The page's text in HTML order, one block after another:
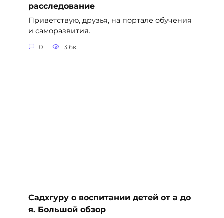
расследование
Приветствую, друзья, на портале обучения
и саморазвития.
0 3.6к.
Садхгуру о воспитании детей от а до
я. Большой обзор